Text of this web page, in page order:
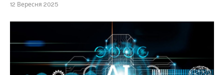
12 Вересня 2025